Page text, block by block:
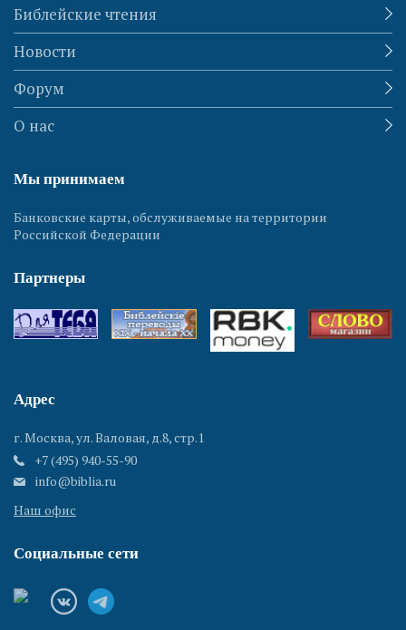
Библейские чтения
Новости
Форум
О нас
Мы принимаем
Банковские карты, обслуживаемые на территории
Российской Федерации
Партнеры
Адрес
г. Москва, ул. Валовая, д.8, стр.1
+7 (495) 940-55-90
info@biblia.ru
Наш офис
Социальные сети